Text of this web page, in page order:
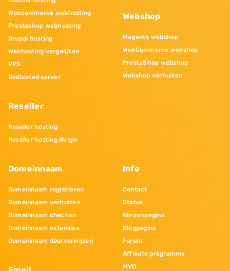
Woocommerce webhosting
Prestashop webhosting
Drupal hosting
Webhosting vergelijken
VPS
Dedicated server
Reseller
Reseller hosting
Reseller hosting Belgie
Webshop
Magento webshop
WooCommerce webshop
PrestaShop webshop
Webshop verhuizen
Domeinnaam
Domeinnaam registreren
Domeinnaam verhuizen
Domeinnaam checken
Domeinnaam extensies
Domeinnaam doorverwijzen
Info
Contact
Status
Nieuwspagina
Blogpagina
Forum
Affiliate programma
MVO